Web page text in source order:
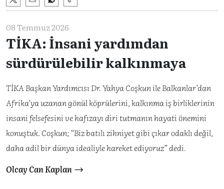
08 Temmuz 2026
TİKA: İnsani yardımdan
sürdürülebilir kalkınmaya
TİKA Başkan Yardımcısı Dr. Yahya Coşkun ile Balkanlar’dan
Afrika’ya uzanan gönül köprülerini, kalkınma iş birliklerinin
insani felsefesini ve hafızayı diri tutmanın hayati önemini
konuştuk. Coşkun; “Biz batılı zihniyet gibi çıkar odaklı değil,
daha adil bir dünya idealiyle hareket ediyoruz” dedi.
Olcay Can Kaplan